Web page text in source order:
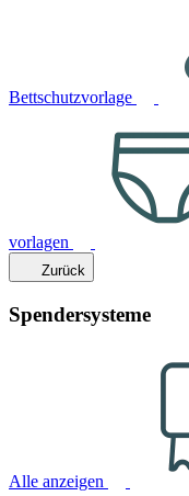
Bettschutzvorlage
vorlagen
Zurück
Spendersysteme
Alle anzeigen